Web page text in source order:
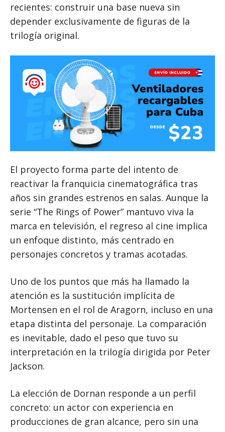
recientes: construir una base nueva sin
depender exclusivamente de figuras de la
trilogía original.
El proyecto forma parte del intento de
reactivar la franquicia cinematográfica tras
años sin grandes estrenos en salas. Aunque la
serie “The Rings of Power” mantuvo viva la
marca en televisión, el regreso al cine implica
un enfoque distinto, más centrado en
personajes concretos y tramas acotadas.
Uno de los puntos que más ha llamado la
atención es la sustitución implícita de
Mortensen en el rol de Aragorn, incluso en una
etapa distinta del personaje. La comparación
es inevitable, dado el peso que tuvo su
interpretación en la trilogía dirigida por Peter
Jackson.
La elección de Dornan responde a un perfil
concreto: un actor con experiencia en
producciones de gran alcance, pero sin una